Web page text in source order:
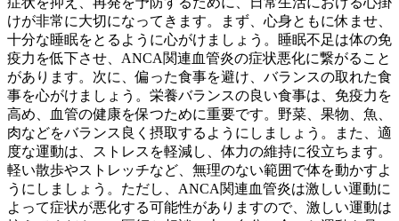
けが非常に大切になってきます。まず、 心身ともに休ませ、
十分な睡眠をとるように心がけましょう 。睡眠不足は体の免
疫力を低下させ、ANCA関連血管炎の症状悪化に繋がること
があります。次に、偏った食事を避け、バランスの取れた食
事を心がけましょう 。栄養バランスの良い食事は、免疫力を
高め、血管の健康を保つために重要です。野菜、果物、魚、
肉などをバランス良く摂取するようにしましょう。また、 適
度な運動は、ストレスを軽減し、体力の維持に役立ちます。
軽い散歩やストレッチなど、無理のない範囲で体を動かすよ
うにしましょう。ただし、ANCA関連血管炎は激しい運動に
よって症状が悪化する可能性がありますので、激しい運動は